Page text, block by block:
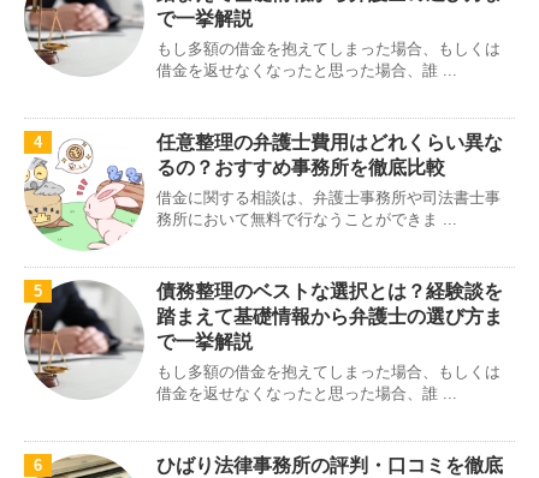
で一挙解説
もし多額の借金を抱えてしまった場合、もしくは
借金を返せなくなったと思った場合、誰 ...
4
任意整理の弁護士費用はどれくらい異な
るの？おすすめ事務所を徹底比較
借金に関する相談は、弁護士事務所や司法書士事
務所において無料で行なうことができま ...
5
債務整理のベストな選択とは？経験談を
踏まえて基礎情報から弁護士の選び方ま
で一挙解説
もし多額の借金を抱えてしまった場合、もしくは
借金を返せなくなったと思った場合、誰 ...
6
ひばり法律事務所の評判・口コミを徹底